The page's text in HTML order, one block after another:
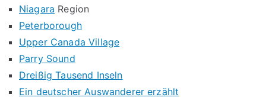
Niagara Region
Peterborough
Upper Canada Village
Parry Sound
Dreißig Tausend Inseln
Ein deutscher Auswanderer erzählt